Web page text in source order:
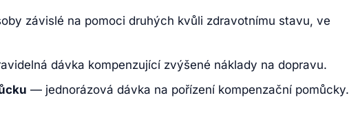
závislé na pomoci druhých kvůli zdravotnímu stavu, ve
dávka kompenzující zvýšené náklady na dopravu.
— jednorázová dávka na pořízení kompenzační pomůcky.